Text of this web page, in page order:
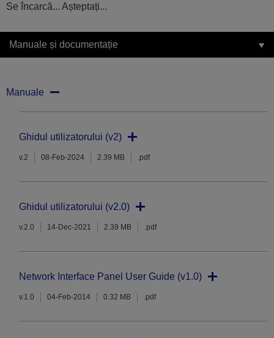
Se încarcă... Așteptați...
Manuale și documentație
Manuale
Ghidul utilizatorului (v2)
v.2 08-Feb-2024 2.39 MB .pdf
Ghidul utilizatorului (v2.0)
v.2.0 14-Dec-2021 2.39 MB .pdf
Network Interface Panel User Guide (v1.0)
v.1.0 04-Feb-2014 0.32 MB .pdf